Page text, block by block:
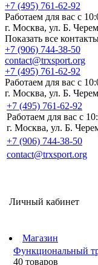
+7 (495) 761-62-92
Работаем для вас с
г. Москва, ул. Б.
Показать все
+7 (906) 744-38-50
contact@trxsport.org
+7 (495) 761-62-92
Работаем для вас с
г. Москва, ул. Б.
+7 (495) 761-62-92
Работаем для вас с
г. Москва, ул. Б.
+7 (906) 744-38-50
contact@trxsport.org
Личный кабинет
Магазин
Функциональный
40 товаров